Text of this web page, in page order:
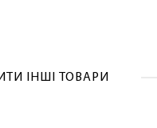
ІНШІ ТОВАРИ